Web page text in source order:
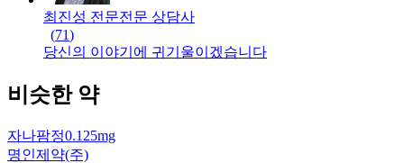
최진성 전문전문 상담사
(71)
당신의 이야기에 귀기울이겠습니다
비슷한 약
자나팜정0.125mg
명인제약(주)